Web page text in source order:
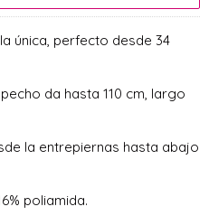
única, perfecto desde 34
da hasta 110 cm, largo
la entrepiernas hasta abajo
poliamida.